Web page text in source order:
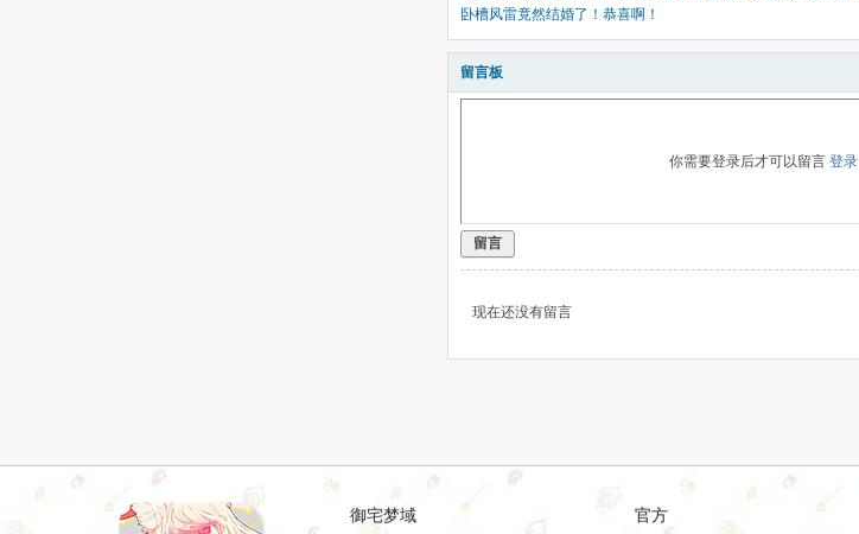
卧槽风雷竟然结婚了！恭喜啊！
留言板
你需要登录后才可以留言 登录
留言
现在还没有留言
御宅梦域 官方